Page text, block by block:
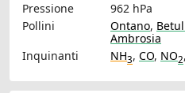
Pressione
962 hPa
Pollini
Ontano,
Ambrosia
Inquinanti
NH3, CO, NO2,